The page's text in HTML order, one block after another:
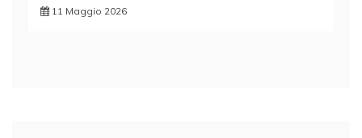
11 Maggio 2026